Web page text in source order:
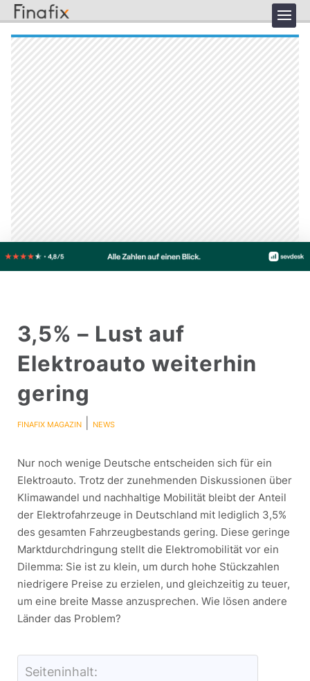
3,5% – Lust auf
Elektroauto weiterhin
gering
FINAFIX MAGAZIN| NEWS
Nur noch wenige Deutsche entscheiden sich für ein
Elektroauto. Trotz der zunehmenden Diskussionen über
Klimawandel und nachhaltige Mobilität bleibt der Anteil
der Elektrofahrzeuge in Deutschland mit lediglich 3,5%
des gesamten Fahrzeugbestands gering. Diese geringe
Marktdurchdringung stellt die Elektromobilität vor ein
Dilemma: Sie ist zu klein, um durch hohe Stückzahlen
niedrigere Preise zu erzielen, und gleichzeitig zu teuer,
um eine breite Masse anzusprechen. Wie lösen andere
Länder das Problem?
Seiteninhalt: